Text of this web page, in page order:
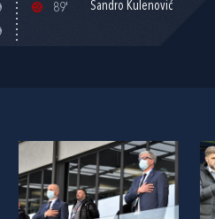
89'
Sandro Kulenović